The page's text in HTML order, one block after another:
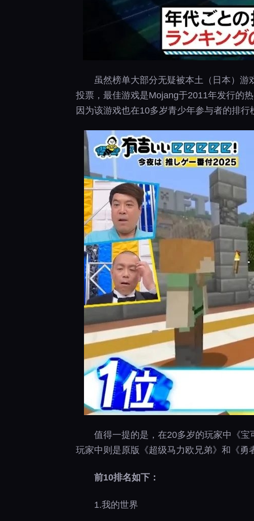
虽然榜单大部分无疑被本土（日本）
投票，最佳游戏是Mojang于2011年发行的
因为该游戏也在10多岁青少年参与者的排行
值得一提的是，在20多岁的玩家中《
玩家中则是原版《超级马力欧兄弟》和《勇
前10排名如下：
1.我的世界